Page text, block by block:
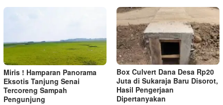
Miris ! Hamparan Panorama
Eksotis Tanjung Senai
Tercoreng Sampah
Pengunjung
Box Culvert Dana Desa Rp20
Juta di Sukaraja Baru Disorot,
Hasil Pengerjaan
Dipertanyakan